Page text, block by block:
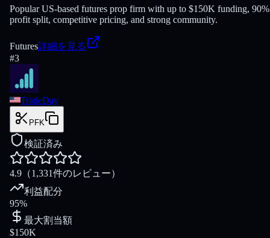
Popular US-based futures prop firm with up to $150K funding, 90%
profit split, competitive pricing, and strong community.
Futures詳細を見る
#3
TradeDay
PFK
検証済み
4.9 （1,331件のレビュー）
利益配分
95%
最大割当額
$150K